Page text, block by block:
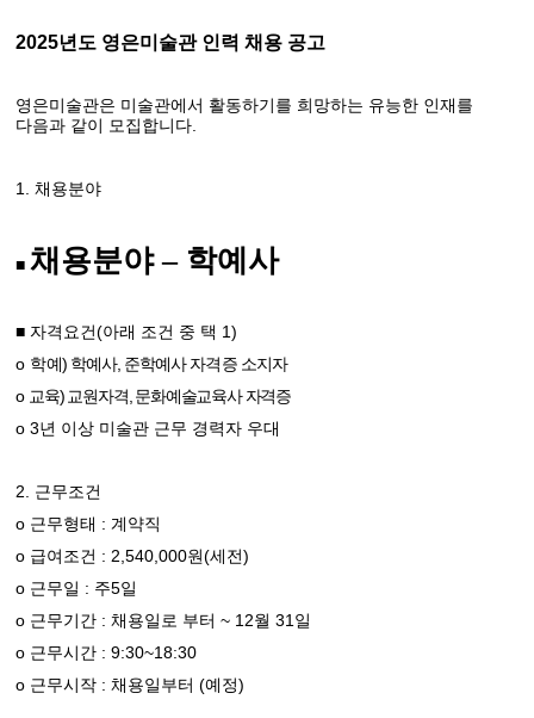
2025년도 영은미술관 인력 채용 공고
영은미술관은 미술관에서 활동하기를 희망하는 유능한 인재를
다음과 같이 모집합니다
1. 채용분야
■채용분야– 학예사
■ 자격요건(아래 조건 중 택 1)
o 학예) 학예사, 준학예사 자격증 소지자
o 교육) 교원자격 문화예술교육사 자격증
o 3년 이상 미술관 근무 경력자 우대
2. 근무조건
o 근무형태 : 계약직
o 급여조건 : 2,540,000원(세전)
o 근무일 : 주5일
o 근무기간 : 채용일로 부터~ 12월31 일
o 근무시간 : 9:30~18:30
o 근무시작 : 채용일부터(예정)